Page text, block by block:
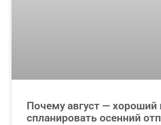
Почему август —
спланировать осенний